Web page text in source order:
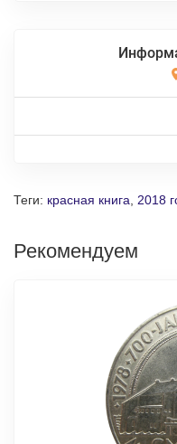
Теги: красная книга 2018
Рекомендуем